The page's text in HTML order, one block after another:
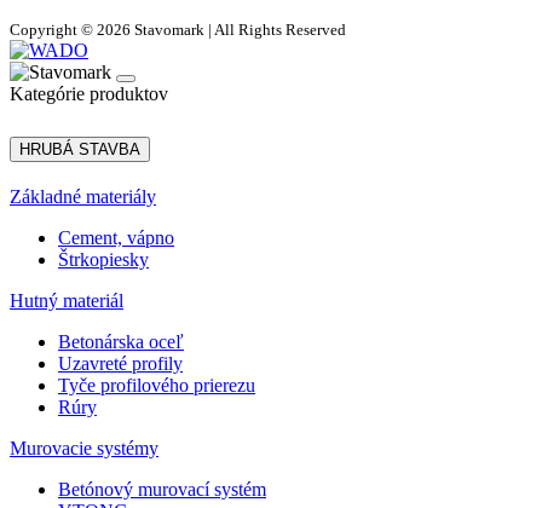
Copyright © 2026 Stavomark | All Rights Reserved
Kategórie produktov
HRUBÁ STAVBA
Základné materiály
Cement, vápno
Štrkopiesky
Hutný materiál
Betonárska oceľ
Uzavreté profily
Tyče profilového prierezu
Rúry
Murovacie systémy
Betónový murovací systém